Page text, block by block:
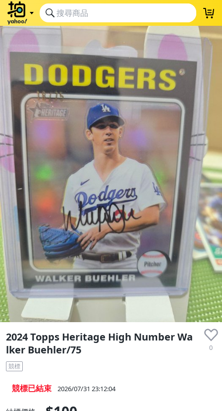
2024 Topps Heritage High Number Wa
lker Buehler/75
0
競標
競標已結束 2026/07/31 23:12:04